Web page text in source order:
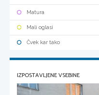
Matura
Mali oglasi
Čvek kar tako
IZPOSTAVLJENE VSEBINE